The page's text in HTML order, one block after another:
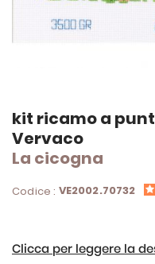
kit ricamo a
Vervaco
La cicogna
Codice : VE2002.70732
Clicca per leggere la
Vai
all'inizio
della
galleria
immagini